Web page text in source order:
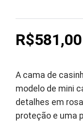
R$581,00
A cama de
modelo de mini
detalhes em
proteção e uma